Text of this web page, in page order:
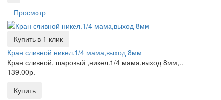
Просмотр
Купить в 1 клик
Кран сливной никел.1/4 мама,выход 8мм
Кран сливной, шаровый ,никел.1/4 мама,выход 8мм,..
139.00р.
Купить